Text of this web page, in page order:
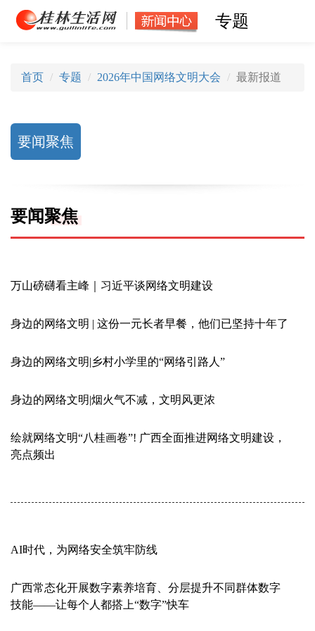
专题
首页 专题 2026年中国网络文明大会 最新报道
要闻聚焦
要闻聚焦
万山磅礴看主峰｜习近平谈网络文明建设
身边的网络文明 | 这份一元长者早餐，他们已坚持十年了
身边的网络文明|乡村小学里的“网络引路人”
身边的网络文明|烟火气不减，文明风更浓
绘就网络文明“八桂画卷”! 广西全面推进网络文明建设，
亮点频出
AI时代，为网络安全筑牢防线
广西常态化开展数字素养培育、分层提升不同群体数字
技能——让每个人都搭上“数字”快车